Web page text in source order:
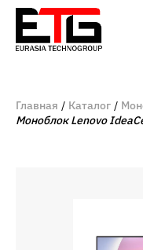
Главная Каталог
Моноблок Lenovo